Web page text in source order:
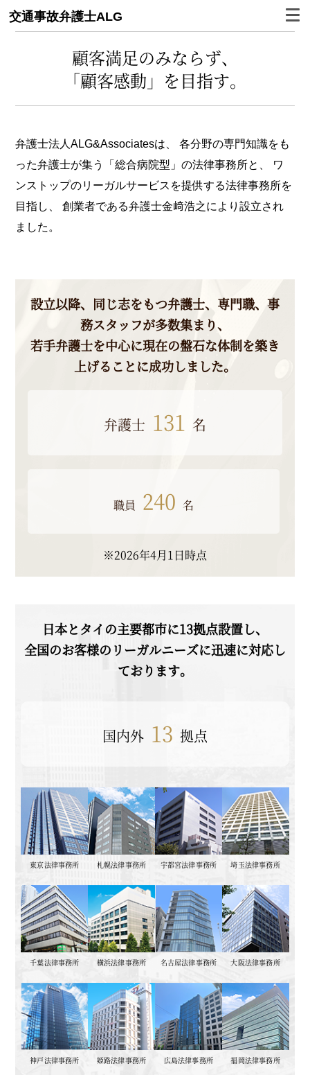
交通事故弁護士ALG
顧客満足のみならず、
「顧客感動」を目指す。
弁護士法人ALG&Associatesは、
各分野の専門知識をも
った弁護士が集う「総合病院型」の法律事務所と、
ワ
ンストップのリーガルサービスを提供する法律事務所を
目指し、
創業者である弁護士金﨑浩之により設立され
ました。
設立以降、同じ志をもつ弁護士、専門職、事
務スタッフが多数集まり、
若手弁護士を中心に現在の盤石な体制を築き
上げることに成功しました。
弁護士 131 名
職員 240 名
※2026年4月1日時点
日本とタイの主要都市に13拠点設置し、
全国のお客様のリーガルニーズに迅速に対応し
ております。
国内外 13 拠点
東京法律事務所 札幌法律事務所 宇都宮法律事務所 埼玉法律事務所
千葉法律事務所 横浜法律事務所 名古屋法律事務所 大阪法律事務所
神戸法律事務所 姫路法律事務所 広島法律事務所 福岡法律事務所